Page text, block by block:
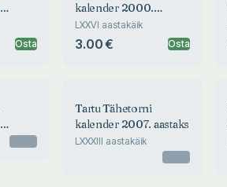
Osta
kalender 2000.
aastaks
LXXVI aastakäik
3.00 € Osta
Tartu Tähetorni
kalender 2007. aastaks
LXXXIII aastakäik